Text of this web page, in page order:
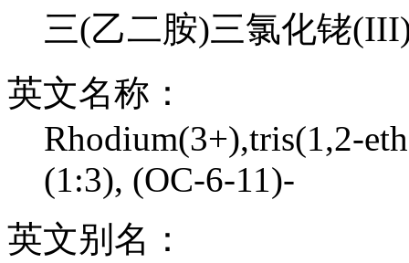
三(乙二胺)三氯化铑
英文名称：
Rhodium(3+),tris(1,2-
(1:3), (OC-6-11)-
英文别名：